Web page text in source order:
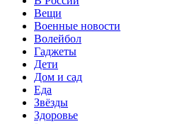
Вещи
Военные новости
Волейбол
Гаджеты
Дети
Дом и сад
Еда
Звёзды
Здоровье